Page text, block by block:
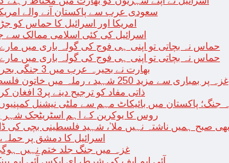
سعودی عرب سے پاکستان آنے والے
امریکا اور اسرائیل کا حماس کو
اسرائیل کی کئی اسلامی ممالک
حماس نہ بچاتی تو اپنی ہی فوج کی گولہ باری میں مارے
حماس نہ بچاتی تو اپنی ہی فوج کی گولہ باری میں مارے
بھارت نے بحیرہ عرب میں 3 جنگی بحری جہاز تعینات کر دیئے
غزہ پر بمباری سے مزید 250 شہید ، رملہ میں خاتون فلسطینی سیاستدان گرفتار
ذاتی مفاد کو ترجیح دینے پر3 افغان کرکٹرز کیخلاف کارروائی
جنگ؛ پاکستان میں بائیکاٹ مہم سے ملٹی نیشنل
روس کا یوکرین کے اہم اسٹریٹجک شہر
صبح ہمیں ناشتہ نہیں ملا’، شہید فلسطینی بچی کی
اسرائیل کا دمشق پر
غزہ میں جنگ جلد ختم نہیں
آئی ایم ایف کی شرط، ای ایکس آئی ایم